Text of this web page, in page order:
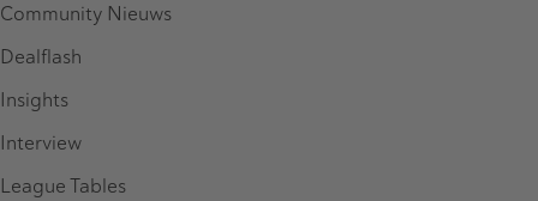
Community Nieuws
Dealflash
Insights
Interview
League Tables